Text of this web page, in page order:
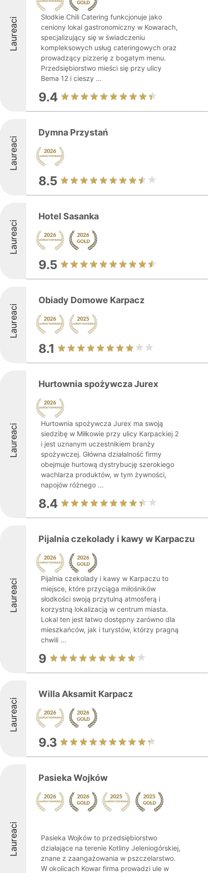
Laureaci
Słodkie Chili Catering funkcjonuje jako
ceniony lokal gastronomiczny w Kowarach,
specjalizujący się w świadczeniu
kompleksowych usług cateringowych oraz
prowadzący pizzerię z bogatym menu.
Przedsiębiorstwo mieści się przy ulicy
Bema 12 i cieszy ...
9.4
Laureaci
Dymna Przystań
8.5
Laureaci
Hotel Sasanka
9.5
Laureaci
Obiady Domowe Karpacz
8.1
Laureaci
Hurtownia spożywcza Jurex
Hurtownia spożywcza Jurex ma swoją
siedzibę w Miłkowie przy ulicy Karpackiej 2
i jest uznanym uczestnikiem branży
spożywczej. Główna działalność firmy
obejmuje hurtową dystrybucję szerokiego
wachlarza produktów, w tym żywności,
napojów różnego ...
8.4
Laureaci
Pijalnia czekolady i kawy w Karpaczu
Pijalnia czekolady i kawy w Karpaczu to
miejsce, które przyciąga miłośników
słodkości swoją przytulną atmosferą i
korzystną lokalizacją w centrum miasta.
Lokal ten jest łatwo dostępny zarówno dla
mieszkańców, jak i turystów, którzy pragną
chwili ...
9
Laureaci
Willa Aksamit Karpacz
9.3
Laureaci
Pasieka Wojków
Pasieka Wojków to przedsiębiorstwo
działające na terenie Kotliny Jeleniogórskiej,
znane z zaangażowania w pszczelarstwo.
W okolicach Kowar firma prowadzi ule w